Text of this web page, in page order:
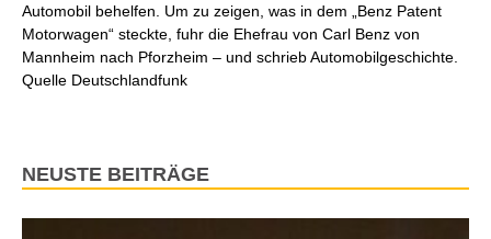
Automobil behelfen. Um zu zeigen, was in dem „Benz Patent
Motorwagen“ steckte, fuhr die Ehefrau von Carl Benz von
Mannheim nach Pforzheim – und schrieb Automobilgeschichte.
Quelle Deutschlandfunk
NEUSTE BEITRÄGE